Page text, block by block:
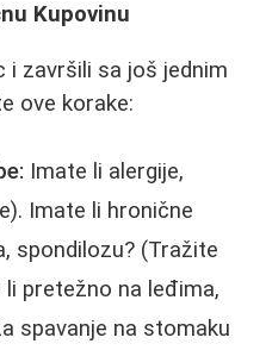
Kupovinu
i završili sa još jednim
ove korake:
Imate li alergije,
Imate li hronične
spondilozu? (Tražite
pretežno na leđima,
spavanje na stomaku